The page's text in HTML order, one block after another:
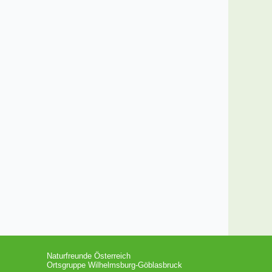
Naturfreunde Österreich
Ortsgruppe Wilhelmsburg-Göblasbruck